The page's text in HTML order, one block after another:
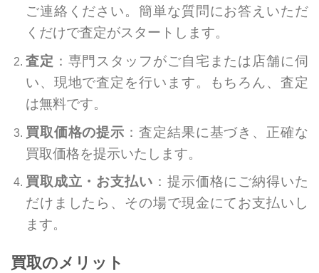
ご連絡ください。簡単な質問にお答えいただ
くだけで査定がスタートします。
査定 ：専門スタッフがご自宅または店舗に伺
い、現地で査定を行います。もちろん、査定
は無料です。
買取価格の提示 ：査定結果に基づき、正確な
買取価格を提示いたします。
買取成立・お支払い ：提示価格にご納得いた
だけましたら、その場で現金にてお支払いし
ます。
買取のメリット